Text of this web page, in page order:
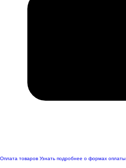
Оплата товаров Узнать подробнее о формах оплаты